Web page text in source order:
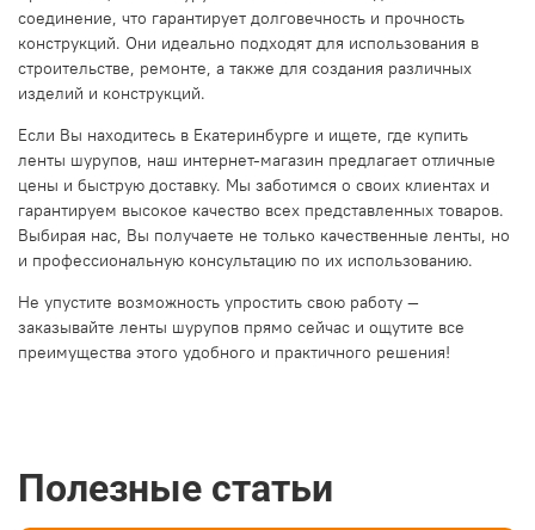
соединение, что гарантирует долговечность и прочность
конструкций. Они идеально подходят для использования в
строительстве, ремонте, а также для создания различных
изделий и конструкций.
Если Вы находитесь в Екатеринбурге и ищете, где купить
ленты шурупов, наш интернет-магазин предлагает отличные
цены и быструю доставку. Мы заботимся о своих клиентах и
гарантируем высокое качество всех представленных товаров.
Выбирая нас, Вы получаете не только качественные ленты, но
и профессиональную консультацию по их использованию.
Не упустите возможность упростить свою работу —
заказывайте ленты шурупов прямо сейчас и ощутите все
преимущества этого удобного и практичного решения!
Полезные статьи